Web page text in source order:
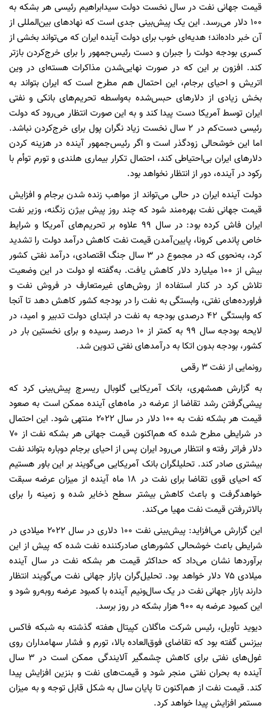
قیمت جهانی نفت در سال نخست دولت سیدابراهیم رئیسی هر بشکه به
۱۰۰ دلار می‌رسد. این یک پیش‌بینی جدی است که نهادهای بین‌المللی از
آن خبر داده‌اند؛ هدیه‌ای خوب برای دولت آینده ایران که می‌تواند بخشی از
کسری بودجه دولت را جبران و دست رئیس‌جمهور را برای خرج‌کردن بازتر
کند. افزون بر این که در صورت نهایی‌شدن مذاکرات هسته‌ای در وین
اتریش و احیای برجام، این احتمال هم مطرح است که ایران بتواند به
بخش زیادی از دلارهای حبس‌شده به‌واسطه تحریم‌های بانکی و نفتی
ایران توسط آمریکا دست پیدا کند و به این صورت انتظار می‌رود که دولت
رئیسی دست‌کم در ۲ سال نخست زیاد نگران پول برای خرج‌کردن نباشد.
اما این خوشحالی زودگذر است و اگر رئیس‌جمهور آینده در هزینه‌ کردن
دلارهای ایران بی‌احتیاطی کند، احتمال تکرار بیماری هلندی و تورم توأم با
رکود در آینده، دور از انتظار نخواهد بود.
دولت آینده ایران در حالی می‌تواند از مواهب زنده‌ شدن برجام و افزایش
قیمت جهانی نفت بهره‌مند شود که چند روز پیش بیژن زنگنه، وزیر نفت
ایران فاش کرده بود: در سال ۹۹ علاوه بر تحریم‌های آمریکا و شرایط
خاص پاندمی کرونا، پایین‌آمدن قیمت نفت کاهش درآمد دولت را تشدید
کرد، به‌نحوی که در مجموع در ۳ سال جنگ اقتصادی، درآمد نفتی کشور
بیش از ۱۰۰ میلیارد دلار کاهش یافت. به‌گفته او دولت در این وضعیت
تلاش کرد در کنار استفاده از روش‌های غیرمتعارف در فروش نفت و
فراورده‌های نفتی، وابستگی به نفت را در بودجه کشور کاهش دهد تا آنجا
که وابستگی ۴۲‌ درصدی بودجه به نفت در ابتدای دولت تدبیر و امید، در
لایحه بودجه سال ۹۹ به کمتر از ۱۰ درصد رسیده و برای نخستین بار در
کشور، بودجه بدون اتکا به درآمدهای نفتی تدوین شد.
رونمایی از نفت ۳ رقمی
به گزارش همشهری، بانک آمریکایی گلوبال ریسرچ پیش‌بینی کرد که
پیشی‌گرفتن رشد تقاضا از عرضه در ماه‌های آینده ممکن است به صعود
قیمت هر بشکه نفت به ۱۰۰ دلار در سال ۲۰۲۲ منتهی شود. این احتمال
در شرایطی مطرح شده که هم‌اکنون قیمت جهانی هر بشکه نفت از ۷۰
دلار فراتر رفته و انتظار می‌رود ایران پس از احیای برجام دوباره بتواند نفت
بیشتری صادر کند. تحلیلگران بانک آمریکایی می‌گویند بر این باور هستیم
که احیای قوی تقاضا برای نفت در ۱۸ ماه آینده از میزان عرضه سبقت
خواهدگرفت و باعث کاهش بیشتر سطح ذخایر شده و زمینه را برای
بالاتررفتن قیمت نفت مهیا می‌کند.
این گزارش می‌افزاید: پیش‌بینی نفت ۱۰۰ دلاری در سال ۲۰۲۲ میلادی در
شرایطی باعث خوشحالی کشورهای صادرکننده نفت شده که پیش از این
برآوردها نشان می‌داد که حداکثر قیمت هر بشکه نفت در سال آینده
میلادی ۷۵ دلار خواهد بود. تحلیل‌گران بازار جهانی نفت می‌گویند انتظار
دارند بازار جهانی نفت در یک سال‌ونیم آینده با کمبود عرضه روبه‌رو شود و
این کمبود عرضه به ۹۰۰ هزار بشکه در روز برسد.
دیوید تأویل، رئیس شرکت ماگلان کپیتال هفته گذشته به شبکه فاکس
بیزنس گفته بود که تقاضای فوق‌العاده بالا، تورم و فشار سهامداران روی
غول‌های نفتی برای کاهش چشمگیر آلایندگی ممکن است در ۳ سال
آینده به بحران نفتی منجر شود و قیمت‌های نفت و بنزین افزایش پیدا
کند. قیمت نفت از هم‌اکنون تا پایان سال به شکل قابل توجه و به میزان
مستمر افزایش پیدا خواهد کرد.